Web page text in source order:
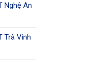
Nghệ An
Trà Vinh